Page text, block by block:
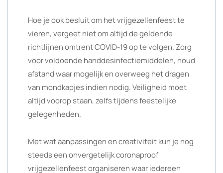
Hoe je ook besluit om het vrijgezellenfeest te
vieren, vergeet niet om altijd de geldende
richtlijnen omtrent COVID-19 op te volgen. Zorg
voor voldoende handdesinfectiemiddelen, houd
afstand waar mogelijk en overweeg het dragen
van mondkapjes indien nodig. Veiligheid moet
altijd voorop staan, zelfs tijdens feestelijke
gelegenheden.
Met wat aanpassingen en creativiteit kun je nog
steeds een onvergetelijk coronaproof
vrijgezellenfeest organiseren waar iedereen